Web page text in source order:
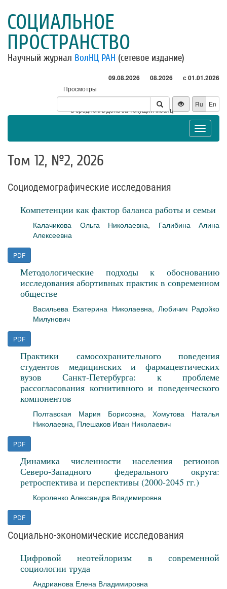
СОЦИАЛЬНОЕ
ПРОСТРАНСТВО
Научный журнал ВолНЦ РАН (сетевое издание)
09.08.2026 08.2026 с 01.01.2026
Просмотры
Посетители
* - в среднем в день за текущий месяц
Ru En
Toggle
Том 12, №2, 2026
Социодемографические исследования
Компетенции как фактор баланса работы и семьи
Калачикова Ольга Николаевна, Галибина Алина
Алексеевна
PDF
Методологические подходы к обоснованию
исследования абортивных практик в современном
обществе
Васильева Екатерина Николаевна, Любичич Радойко
Милунович
PDF
Практики самосохранительного поведения
студентов медицинских и фармацевтических
вузов Санкт-Петербурга: к проблеме
рассогласования когнитивного и поведенческого
компонентов
Полтавская Мария Борисовна,Хомутова Наталья
Николаевна, Плешаков Иван Николаевич
PDF
Динамика численности населения регионов
Северо‑Западного федерального округа:
ретроспектива и перспективы (2000-2045 гг.)
Короленко Александра Владимировна
PDF
Социально-экономические исследования
Цифровой неотейлоризм в современной
социологии труда
Андрианова Елена Владимировна